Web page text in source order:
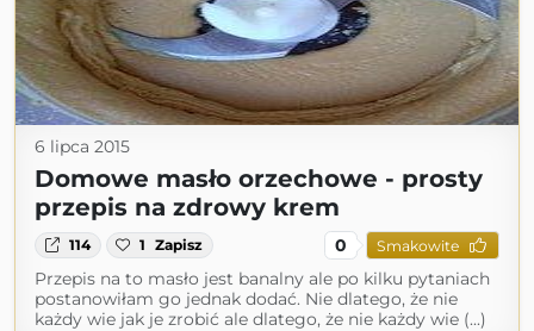
6 lipca 2015
Domowe masło orzechowe - prosty
przepis na zdrowy krem
114 1 Zapisz 0 Smakowite
Przepis na to masło jest banalny ale po kilku pytaniach
postanowiłam go jednak dodać. Nie dlatego, że nie
każdy wie jak je zrobić ale dlatego, że nie każdy wie (...)